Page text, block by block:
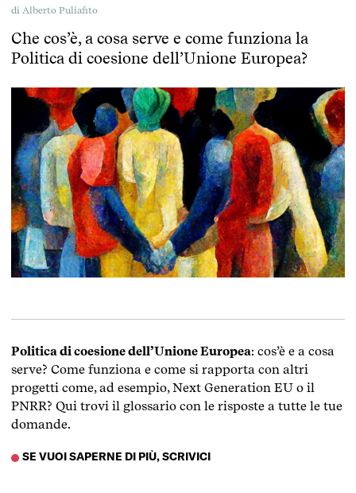
di Alberto Puliafito
Che cos’è, a cosa serve e come funziona la
Politica di coesione dell’Unione Europea?
Politica di coesione dell’Unione Europea: cos’è e a cosa
serve? Come funziona e come si rapporta con altri
progetti come, ad esempio, Next Generation EU o il
PNRR? Qui trovi il glossario con le risposte a tutte le tue
domande.
SE VUOI SAPERNE DI PIÙ, SCRIVICI